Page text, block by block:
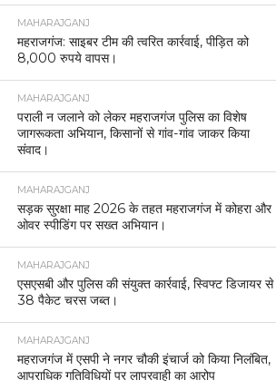
MAHARAJGANJ
महराजगंज: साइबर टीम की त्वरित कार्रवाई, पीड़ित को
8,000 रुपये वापस।
MAHARAJGANJ
पराली न जलाने को लेकर महराजगंज पुलिस का विशेष
जागरूकता अभियान, किसानों से गांव-गांव जाकर किया
संवाद।
MAHARAJGANJ
सड़क सुरक्षा माह 2026 के तहत महराजगंज में कोहरा और
ओवर स्पीडिंग पर सख्त अभियान।
MAHARAJGANJ
एसएसबी और पुलिस की संयुक्त कार्रवाई, स्विफ्ट डिजायर से
38 पैकेट चरस जब्त।
MAHARAJGANJ
महराजगंज में एसपी ने नगर चौकी इंचार्ज को किया निलंबित,
आपराधिक गतिविधियों पर लापरवाही का आरोप